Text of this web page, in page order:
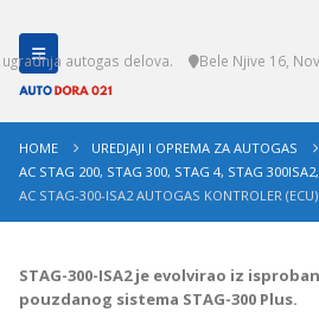
autogas delova. Bele Njive 16,
HOME
UREDJAJI I OPREMA ZA AUTOGAS
AC STAG 200, STAG 300, STAG 4, STAG
AC STAG-300-ISA2 AUTOGAS KONTROLER (ECU)
STAG-300-ISA2 je evolvirao iz
pouzdanog sistema STAG-300 Plus.